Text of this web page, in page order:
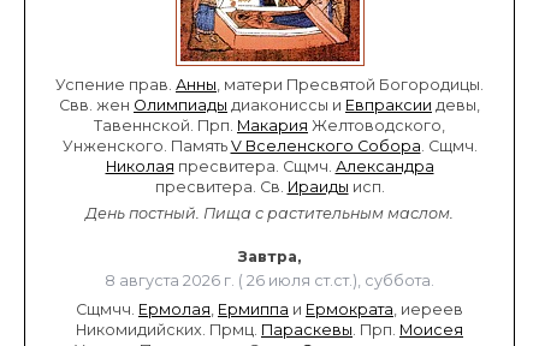
Успение прав. Анны, матери Пресвятой Богородицы.
Свв. жен Олимпиады диакониссы и Евпраксии девы,
Тавеннской. Прп. Макария Желтоводского,
Унженского. Память V Вселенского Собора. Сщмч.
Николая пресвитера. Сщмч. Александра
пресвитера. Св. Ираиды исп.
День постный. Пища с растительным маслом.
Завтра,
8 августа 2026 г. ( 26 июля ст.ст.), суббота.
Сщмчч. Ермолая, Ермиппа и Ермократа, иереев
Никомидийских. Прмц. Параскевы. Прп. Моисея